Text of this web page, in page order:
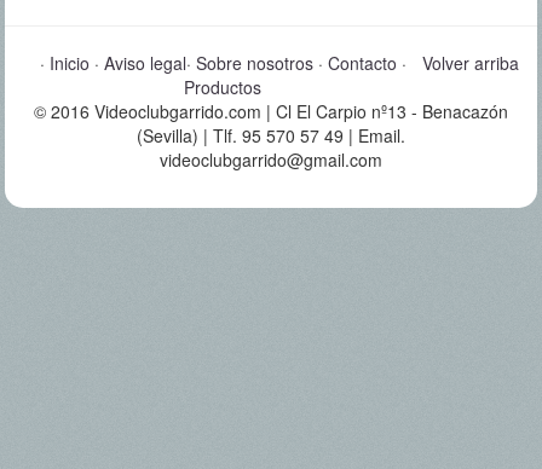
Volver arriba
· Inicio · Aviso legal· Sobre nosotros· Contacto ·
Productos
© 2016 Videoclubgarrido.com | Cl El Carpio nº13 - Benacazón
(Sevilla) | Tlf. 95 570 57 49 | Email.
videoclubgarrido@gmail.com